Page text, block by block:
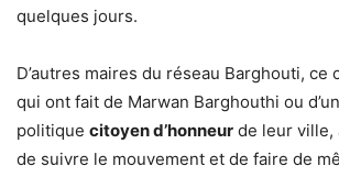
quelques jours.
D’autres maires du réseau Barghouti, ce
qui ont fait de Marwan Barghouthi ou
politique citoyen d’honneur de leur ville,
de suivre le mouvement et de faire de